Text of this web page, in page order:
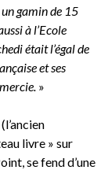
gamin de 15
à l’Ecole
était l’égal de
et ses
»
(l’ancien
livre » sur
se fend d’une